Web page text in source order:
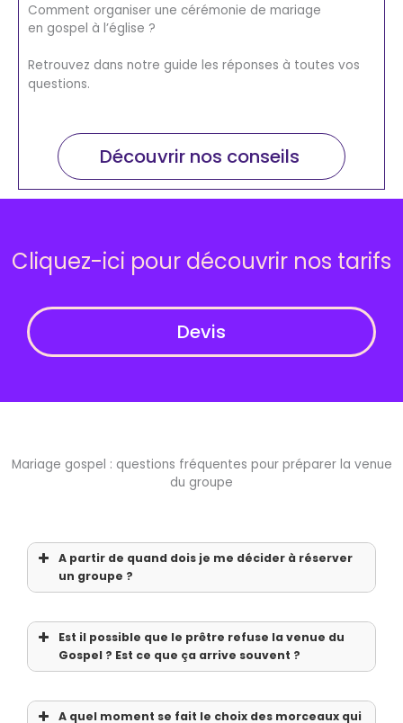
Comment organiser une cérémonie de mariage
en gospel à l’église ?
Retrouvez dans notre guide les réponses à toutes vos
questions.
Découvrir nos conseils
Cliquez-ici pour découvrir nos tarifs
Devis
Mariage gospel : questions fréquentes pour préparer la venue
du groupe
A partir de quand dois je me décider à réserver
un groupe ?
Est il possible que le prêtre refuse la venue du
Gospel ? Est ce que ça arrive souvent ?
A quel moment se fait le choix des morceaux qui